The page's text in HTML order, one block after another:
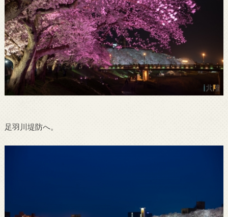
足羽川堤防へ。